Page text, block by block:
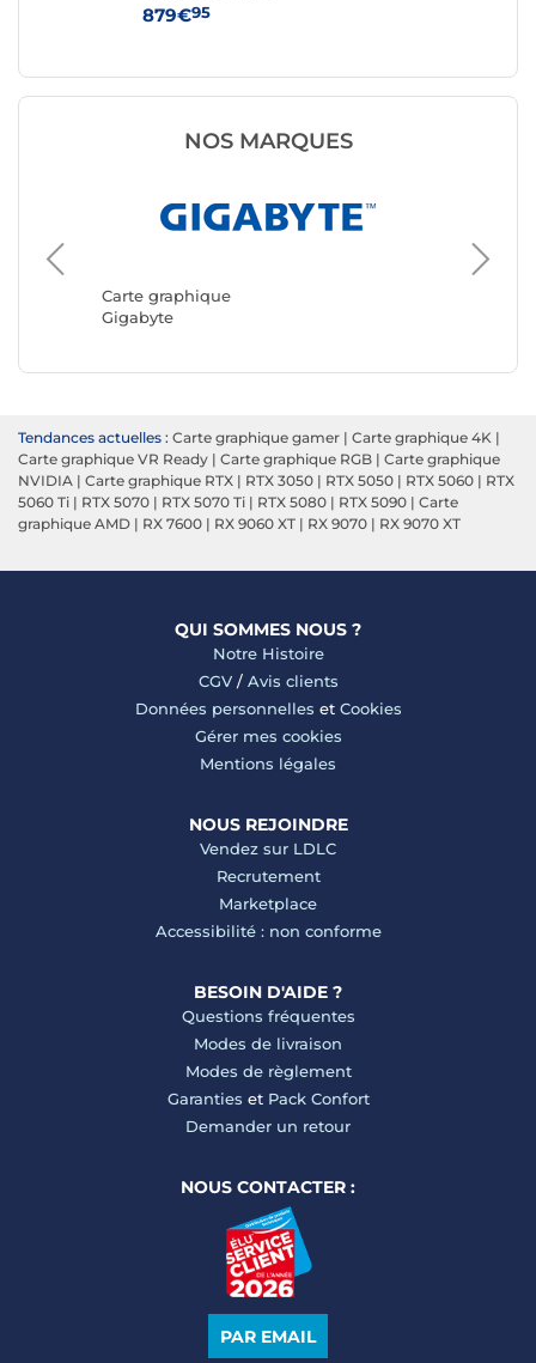
879€95
NOS MARQUES
Carte graphique
Gigabyte
Carte
ASUS
Tendances actuelles : Carte graphique gamer | Carte graphique 4K |
Carte graphique VR Ready | Carte graphique RGB | Carte graphique
NVIDIA | Carte graphique RTX | RTX 3050 | RTX 5050 | RTX 5060 | RTX
5060 Ti | RTX 5070 | RTX 5070 Ti | RTX 5080 | RTX 5090 | Carte
graphique AMD | RX 7600 | RX 9060 XT | RX 9070 | RX 9070 XT
QUI SOMMES NOUS ?
Notre Histoire
CGV/ Avis clients
Données personnelles et Cookies
Gérer mes cookies
Mentions légales
NOUS REJOINDRE
Vendez sur LDLC
Recrutement
Marketplace
Accessibilité : non conforme
BESOIN D'AIDE ?
Questions fréquentes
Modes de livraison
Modes de règlement
Garanties et Pack Confort
Demander un retour
NOUS CONTACTER :
PAR EMAIL